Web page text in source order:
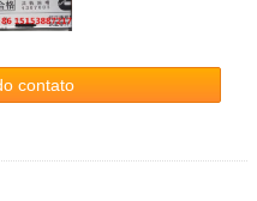
contato